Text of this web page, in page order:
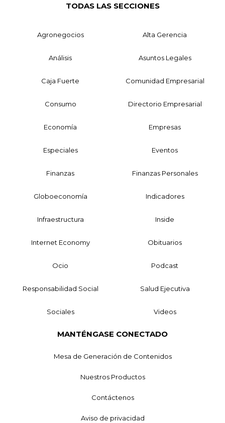
TODAS LAS SECCIONES
Agronegocios Alta Gerencia
Análisis Asuntos Legales
Caja Fuerte Comunidad Empresarial
Consumo Directorio Empresarial
Economía Empresas
Especiales Eventos
Finanzas Finanzas Personales
Globoeconomía Indicadores
Infraestructura Inside
Internet Economy Obituarios
Ocio Podcast
Responsabilidad Social Salud Ejecutiva
Sociales Videos
MANTÉNGASE CONECTADO
Mesa de Generación de Contenidos
Nuestros Productos
Contáctenos
Aviso de privacidad